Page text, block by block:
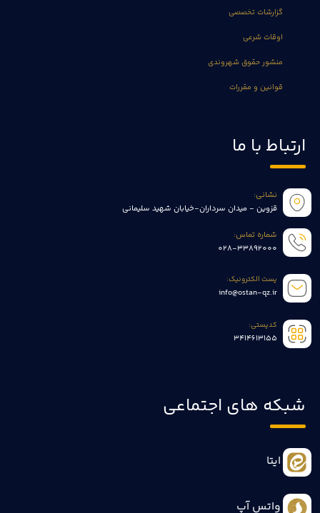
گزارشات تخصصی
اوقات شرعی
منشور حقوق شهروندی
قوانین و مقررات
ارتباط با ما
نشانی:
قزوین - میدان سرداران-خیابان شهید سلیمانی
شماره تماس:
028-33892000
پست الکترونیک:
info@ostan-qz.ir
کدپستی:
3414613155
شبکه های اجتماعی
ایتا
واتس آپ